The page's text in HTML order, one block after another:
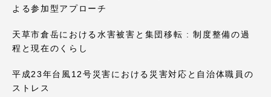
よる参加型アプローチ
天草市倉岳における水害被害と集団移転 : 制度整備の過
程と現在のくらし
平成23年台風12号災害における災害対応と自治体職員の
ストレス